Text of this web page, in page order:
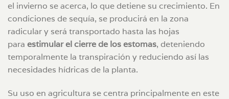
el invierno se acerca, lo que detiene su crecimiento. En
condiciones de sequía, se producirá en la zona
radicular y será transportado hasta las hojas
para estimular el cierre de los estomas, deteniendo
temporalmente la transpiración y reduciendo así las
necesidades hídricas de la planta.
Su uso en agricultura se centra principalmente en este